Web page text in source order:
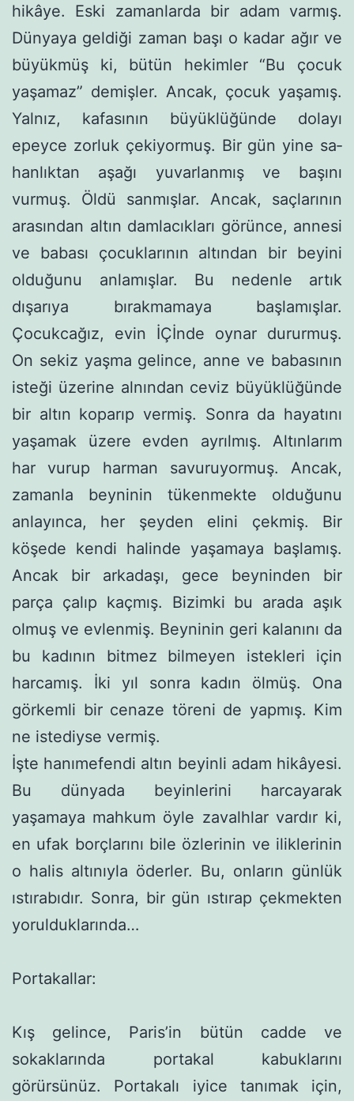
hikâye. Eski zamanlarda bir adam varmış.
Dünyaya geldiği za­man başı o kadar ağır ve
büyükmüş ki, bütün hekimler “Bu çocuk
yaşamaz” demişler. Ancak, çocuk yaşamış.
Yalnız, kafasının bü­yüklüğünde dolayı
epeyce zorluk çekiyormuş. Bir gün yine sa­
hanlıktan aşağı yuvarlanmış ve başını
vurmuş. Öldü sanmışlar. Ancak, saçlarının
arasından altın damlacıkları görünce, annesi
ve babası çocuklarının altından bir beyini
olduğunu anlamışlar. Bu nedenle artık
dışarıya bırakmamaya başlamışlar.
Çocukcağız, evin İÇİnde oynar dururmuş.
On sekiz yaşma gelince, anne ve babası­nın
isteği üzerine alnından ceviz büyüklüğünde
bir altın koparıp vermiş. Sonra da hayatını
yaşamak üzere evden ayrılmış. Altınla­rım
har vurup harman savuruyormuş. Ancak,
zamanla beyninin tükenmekte olduğunu
anlayınca, her şeyden elini çekmiş. Bir
köşede kendi halinde yaşamaya başlamış.
Ancak bir arkadaşı, gece beyninden bir
parça çalıp kaçmış. Bizimki bu arada aşık
olmuş ve evlenmiş. Beyninin geri ka­lanını da
bu kadının bitmez bilmeyen istekleri için
harcamış. İki yıl sonra kadın ölmüş. Ona
görkemli bir cenaze töreni de yapmış. Kim
ne istediyse vermiş.
İşte hanımefendi altın beyinli adam hikâyesi.
Bu dünyada beyinlerini harcayarak
yaşamaya mahkum öyle zavalhlar vardır ki,
en ufak borçlarını bile özlerinin ve iliklerinin
o halis altınıyla öderler. Bu, onların günlük
ıstırabıdır. Sonra, bir gün ıstırap çek­mekten
yorulduklarında…
Portakallar:
Kış gelince, Paris’in bütün cadde ve
sokaklarında portakal kabuklarını
görürsünüz. Portakalı iyice tanımak için,